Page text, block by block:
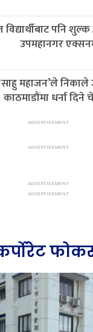
विद्यार्थीबाट पनि
उपमहानगर
महाजन’ले
काठमाडौंमा धर्ना दिने